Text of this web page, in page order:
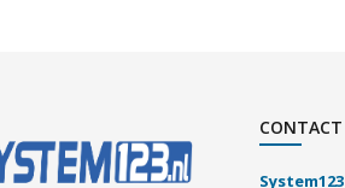
CONTACT
System123